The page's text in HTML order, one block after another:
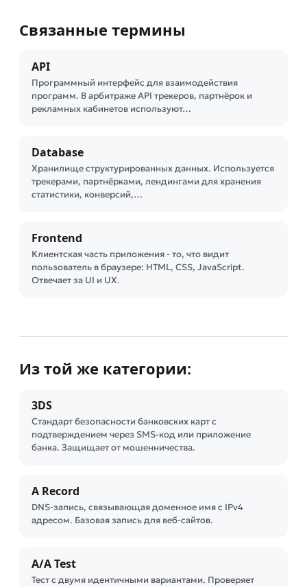
Связанные термины
API
Программный интерфейс для взаимодействия
программ. В арбитраже API трекеров, партнёрок и
рекламных кабинетов используют…
Database
Хранилище структурированных данных. Используется
трекерами, партнёрками, лендингами для хранения
статистики, конверсий,…
Frontend
Клиентская часть приложения - то, что видит
пользователь в браузере: HTML, CSS, JavaScript.
Отвечает за UI и UX.
Из той же категории:
3DS
Стандарт безопасности банковских карт с
подтверждением через SMS-код или приложение
банка. Защищает от мошенничества.
A Record
DNS-запись, связывающая доменное имя с IPv4
адресом. Базовая запись для веб-сайтов.
A/A Test
Тест с двумя идентичными вариантами. Проверяет